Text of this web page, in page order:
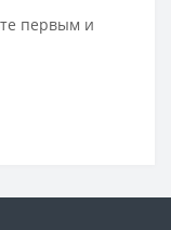
первым и